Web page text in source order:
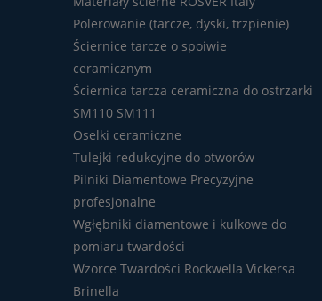
Polerowanie (tarcze, dyski, trzpienie)
Ściernice tarcze o spoiwie
ceramicznym
Ściernica tarcza ceramiczna do ostrzarki
SM110 SM111
Oselki ceramiczne
Tulejki redukcyjne do otworów
Pilniki Diamentowe Precyzyjne
profesjonalne
Wgłębniki diamentowe i kulkowe do
pomiaru twardości
Wzorce Twardości Rockwella Vickersa
Brinella